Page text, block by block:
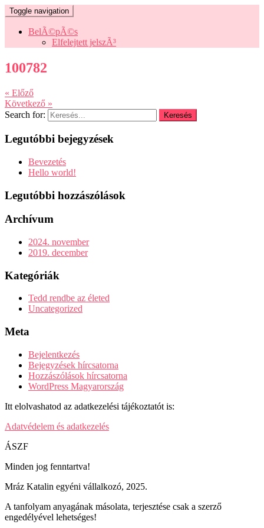
Toggle navigation
BelÃ©pÃ©s
Elfelejtett jelszÃ³
100782
« Előző
Következő »
Search for:
Legutóbbi bejegyzések
Bevezetés
Hello world!
Legutóbbi hozzászólások
Archívum
2024. november
2019. december
Kategóriák
Tedd rendbe az életed
Uncategorized
Meta
Bejelentkezés
Bejegyzések hírcsatorna
Hozzászólások hírcsatorna
WordPress Magyarország
Itt elolvashatod az adatkezelési tájékoztatót is:
Adatvédelem és adatkezelés
ÁSZF
Minden jog fenntartva!
Mráz Katalin egyéni vállalkozó, 2025.
A tanfolyam anyagának másolata, terjesztése csak a szerző
engedélyével lehetséges!